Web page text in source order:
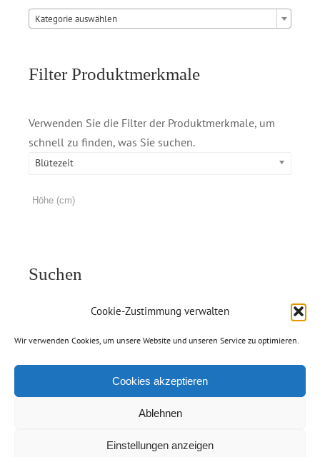
Cookie-Zustimmung verwalten
Wir verwenden Cookies, um unsere Website und unseren Service zu optimieren.
Cookies akzeptieren
Ablehnen
Einstellungen anzeigen
Kategorie auswählen
Filter Produktmerkmale
Verwenden Sie die Filter der Produktmerkmale, um
schnell zu finden, was Sie suchen.
Blütezeit
Suchen
2026 | Handelsgärtnerei Jolanda van Amerom |